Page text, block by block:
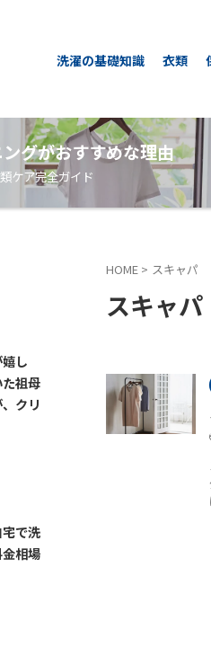
洗濯の基礎知識 衣類
グがおすすめな理由
ケア完全ガイド
HOME > スキャパ
スキャパ
し
祖母
クリ
で洗
相場